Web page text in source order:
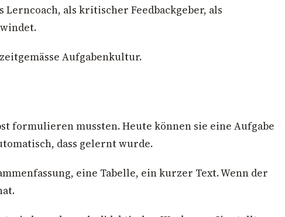
als kritischer Feedbackgeber, als
Aufgabenkultur.
formulieren mussten. Heute können sie eine Aufgabe
dass gelernt wurde.
eine Tabelle, ein kurzer Text. Wenn der